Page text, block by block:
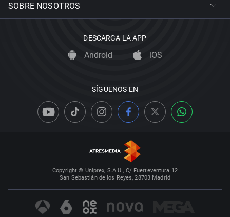
SOBRE NOSOTROS
DESCARGA LA APP
Android iOS
SÍGUENOS EN
Copyright © Uniprex, S.A.U., C/ Fuerteventura 12
San Sebastián de los Reyes, 28703 Madrid